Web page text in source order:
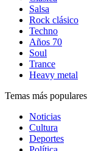
Salsa
Rock clásico
Techno
Años 70
Soul
Trance
Heavy metal
Temas más populares
Noticias
Cultura
Deportes